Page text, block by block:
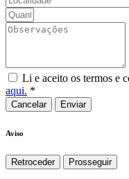
Li e aceito os termos e
aqui. *
Cancelar
Aviso
Retroceder Prosseguir